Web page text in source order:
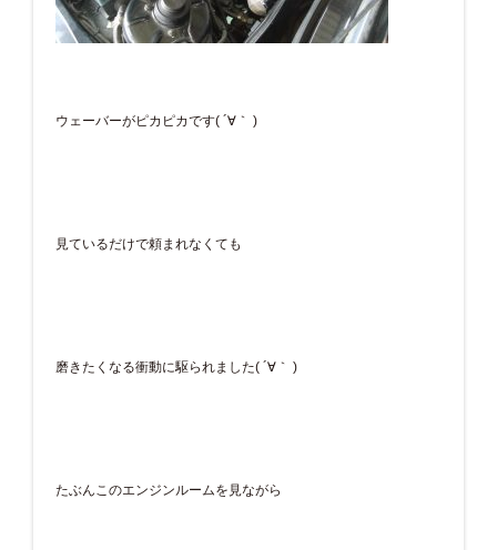
ウェーバーがピカピカです( ´∀｀ )
見ているだけで頼まれなくても
磨きたくなる衝動に駆られました( ´∀｀ )
たぶんこのエンジンルームを見ながら